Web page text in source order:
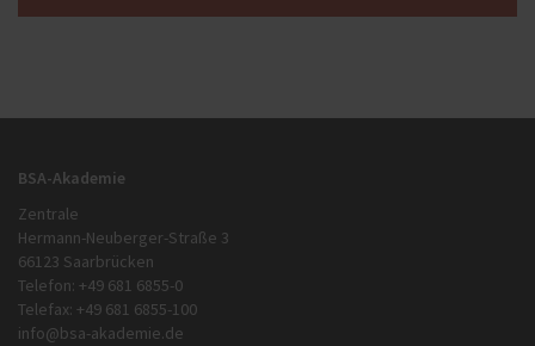
BSA-Akademie
Zentrale
Hermann-Neuberger-Straße 3
66123 Saarbrücken
Telefon: +49 681 6855-0
Telefax: +49 681 6855-100
info@bsa-akademie.de